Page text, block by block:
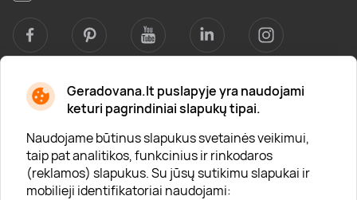
Geradovana.lt puslapyje yra naudojami
keturi pagrindiniai slapukų tipai.
Naudojame būtinus slapukus svetainės veikimui,
taip pat analitikos, funkcinius ir rinkodaros
(reklamos) slapukus. Su jūsų sutikimu slapukai ir
mobilieji identifikatoriai naudojami:
Apie mus
Apie „Gera Dovana“
Lojalumo klubas
Karjera